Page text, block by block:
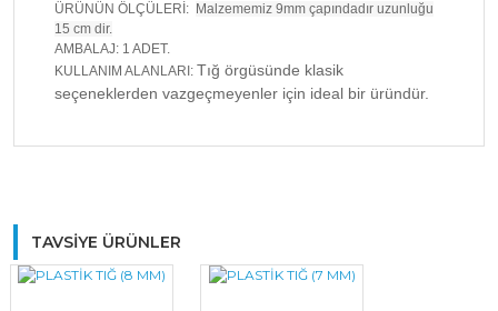
ÜRÜNÜN ÖLÇÜLERİ: Malzememiz 9mm çapındadır uzunluğu
15 cm dir.
AMBALAJ: 1 ADET.
KULLANIM ALANLARI: Tığ örgüsünde klasik
seçeneklerden vazgeçmeyenler için ideal bir üründür.
TAVSİYE ÜRÜNLER